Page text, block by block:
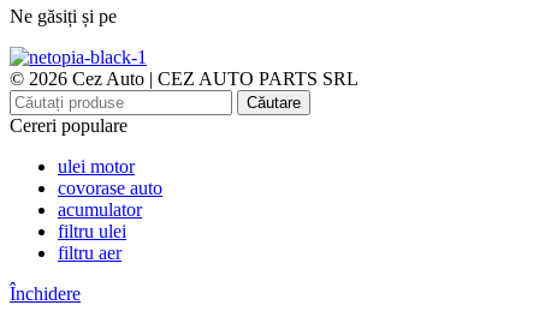
Ne găsiți și pe
© 2026 Cez Auto | CEZ AUTO PARTS SRL
Căutare
Cereri populare
ulei motor
covorase auto
acumulator
filtru ulei
filtru aer
Închidere